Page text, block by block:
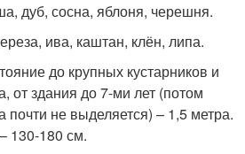
дуб, сосна, яблоня, черешня.
ива, каштан, клён, липа.
до крупных кустарников и
от здания до 7-ми лет (потом
почти не выделяется) – 1,5 метра.
130-180 см.